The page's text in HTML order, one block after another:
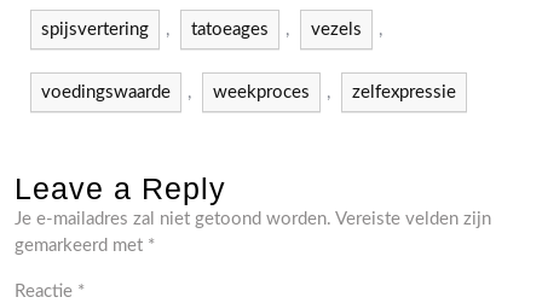
spijsvertering , tatoeages , vezels ,
voedingswaarde , weekproces , zelfexpressie
Leave a Reply
Je e-mailadres zal niet getoond worden. Vereiste velden zijn
gemarkeerd met *
Reactie *